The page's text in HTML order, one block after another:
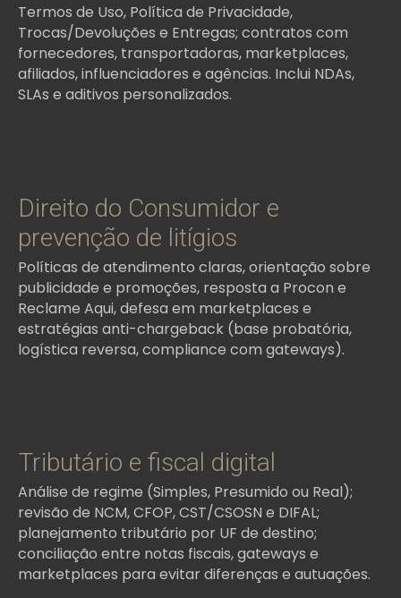
Termos de Uso, Política de Privacidade,
Trocas/Devoluções e Entregas; contratos com
fornecedores, transportadoras, marketplaces,
afiliados, influenciadores e agências. Inclui NDAs,
SLAs e aditivos personalizados.
Direito do Consumidor e
prevenção de litígios
Políticas de atendimento claras, orientação sobre
publicidade e promoções, resposta a Procon e
Reclame Aqui, defesa em marketplaces e
estratégias anti-chargeback (base probatória,
logística reversa, compliance com gateways).
Tributário e fiscal digital
Análise de regime (Simples, Presumido ou Real);
revisão de NCM, CFOP, CST/CSOSN e DIFAL;
planejamento tributário por UF de destino;
conciliação entre notas fiscais, gateways e
marketplaces para evitar diferenças e autuações.